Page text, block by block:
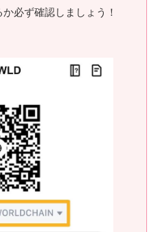
必ず確認しましょう！